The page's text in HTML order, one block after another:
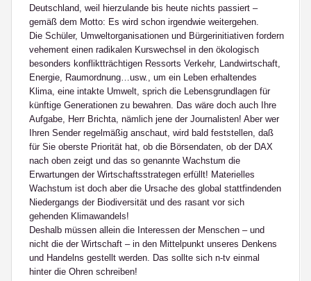
Deutschland, weil hierzulande bis heute nichts passiert –
gemäß dem Motto: Es wird schon irgendwie weitergehen.
Die Schüler, Umweltorganisationen und Bürgerinitiativen fordern
vehement einen radikalen Kurswechsel in den ökologisch
besonders konfliktträchtigen Ressorts Verkehr, Landwirtschaft,
Energie, Raumordnung…usw., um ein Leben erhaltendes
Klima, eine intakte Umwelt, sprich die Lebensgrundlagen für
künftige Generationen zu bewahren. Das wäre doch auch Ihre
Aufgabe, Herr Brichta, nämlich jene der Journalisten! Aber wer
Ihren Sender regelmäßig anschaut, wird bald feststellen, daß
für Sie oberste Priorität hat, ob die Börsendaten, ob der DAX
nach oben zeigt und das so genannte Wachstum die
Erwartungen der Wirtschaftsstrategen erfüllt! Materielles
Wachstum ist doch aber die Ursache des global stattfindenden
Niedergangs der Biodiversität und des rasant vor sich
gehenden Klimawandels!
Deshalb müssen allein die Interessen der Menschen – und
nicht die der Wirtschaft – in den Mittelpunkt unseres Denkens
und Handelns gestellt werden. Das sollte sich n-tv einmal
hinter die Ohren schreiben!